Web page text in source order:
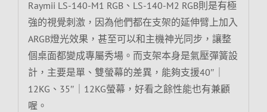
Raymii LS-140-M1 RGB、LS-140-M2 RGB則是有極
強的視覺刺激，因為他們都在支架的延伸臂上加入
ARGB燈光效果，甚至可以和主機神光同步，讓整
個桌面都變成專屬秀場。而支架本身是氣壓彈簧設
計，主要是單、雙螢幕的差異，能夠支援40″｜
12KG、35″｜12KG螢幕，好看之餘性能也有兼顧
喔。